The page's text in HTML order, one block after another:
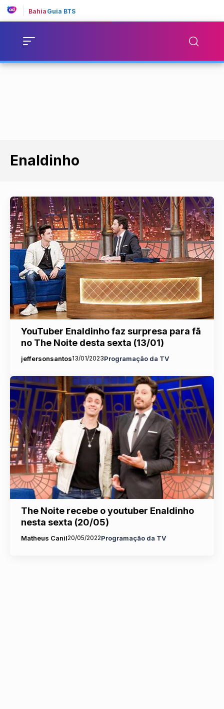
Bahia Guia BTS
Enaldinho
YouTuber Enaldinho faz surpresa para fã
no The Noite desta sexta (13/01)
jeffersonsantos13/01/2023Programação da TV
The Noite recebe o youtuber Enaldinho
nesta sexta (20/05)
Matheus Canil20/05/2022Programação da TV